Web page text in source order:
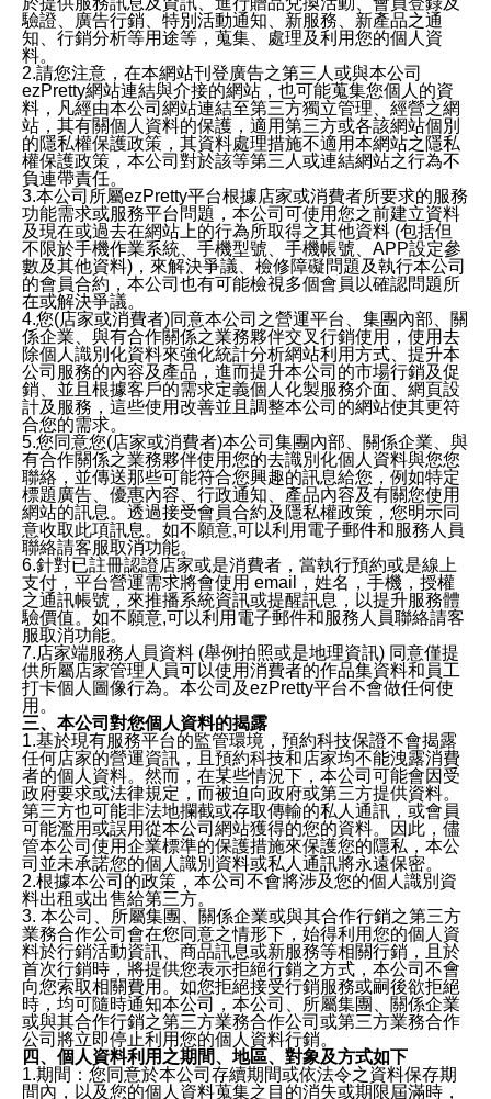
驗證、廣告行銷、特別活動通知、新服務、新產品之通
知、行銷分析等用途等，蒐集、處理及利用您的個人資
料。
2.請您注意，在本網站刊登廣告之第三人或與本公司
ezPretty網站連結與介接的網站，也可能蒐集您個人的資
料，凡經由本公司網站連結至第三方獨立管理、經營之網
站，其有關個人資料的保護，適用第三方或各該網站個別
的隱私權保護政策，其資料處理措施不適用本網站之隱私
權保護政策，本公司對於該等第三人或連結網站之行為不
負連帶責任。
3.本公司所屬ezPretty平台根據店家或消費者所要求的服務
功能需求或服務平台問題，本公司可使用您之前建立資料
及現在或過去在網站上的行為所取得之其他資料 (包括但
不限於手機作業系統、手機型號、手機帳號、APP設定參
數及其他資料)，來解決爭議、檢修障礙問題及執行本公司
的會員合約，本公司也有可能檢視多個會員以確認問題所
在或解決爭議。
4.您(店家或消費者)同意本公司之營運平台、集團內部、關
係企業、與有合作關係之業務夥伴交叉行銷使用，使用去
除個人識別化資料來強化統計分析網站利用方式、提升本
公司服務的內容及產品，進而提升本公司的市場行銷及促
銷、並且根據客戶的需求定義個人化製服務介面、網頁設
計及服務，這些使用改善並且調整本公司的網站使其更符
合您的需求。
5.您同意您(店家或消費者)本公司集團內部、關係企業、與
有合作關係之業務夥伴使用您的去識別化個人資料與您您
聯絡，並傳送那些可能符合您興趣的訊息給您，例如特定
標題廣告、優惠內容、行政通知、產品內容及有關您使用
網站的訊息。透過接受會員合約及隱私權政策，您明示同
意收取此項訊息。如不願意,可以利用電子郵件和服務人員
聯絡請客服取消功能。
6.針對已註冊認證店家或是消費者，當執行預約或是線上
支付，平台營運需求將會使用 email，姓名，手機，授權
之通訊帳號，來推播系統資訊或提醒訊息，以提升服務體
驗價值。如不願意,可以利用電子郵件和服務人員聯絡請客
服取消功能。
7.店家端服務人員資料 (舉例拍照或是地理資訊) 同意僅提
供所屬店家管理人員可以使用消費者的作品集資料和員工
打卡個人圖像行為。本公司及ezPretty平台不會做任何使
用。
三、本公司對您個人資料的揭露
1.基於現有服務平台的監管環境，預約科技保證不會揭露
任何店家的營運資訊，且預約科技和店家均不能洩露消費
者的個人資料。然而，在某些情況下，本公司可能會因受
政府要求或法律規定，而被迫向政府或第三方提供資料。
第三方也可能非法地攔截或存取傳輸的私人通訊，或會員
可能濫用或誤用從本公司網站獲得的您的資料。因此，儘
管本公司使用企業標準的保護措施來保護您的隱私，本公
司並未承諾您的個人識別資料或私人通訊將永遠保密。
2.根據本公司的政策，本公司不會將涉及您的個人識別資
料出租或出售給第三方。
3. 本公司、所屬集團、關係企業或與其合作行銷之第三方
業務合作公司會在您同意之情形下，始得利用您的個人資
料於行銷活動資訊、商品訊息或新服務等相關行銷，且於
首次行銷時，將提供您表示拒絕行銷之方式，本公司不會
向您索取相關費用。如您拒絕接受行銷服務或嗣後欲拒絕
時，均可隨時通知本公司，本公司、所屬集團、關係企業
或與其合作行銷之第三方業務合作公司或第三方業務合作
公司將立即停止利用您的個人資料行銷。
四、個人資料利用之期間、地區、對象及方式如下
1.期間：您同意於本公司存續期間或依法令之資料保存期
間內，以及您的個人資料蒐集之目的消失或期限屆滿時，